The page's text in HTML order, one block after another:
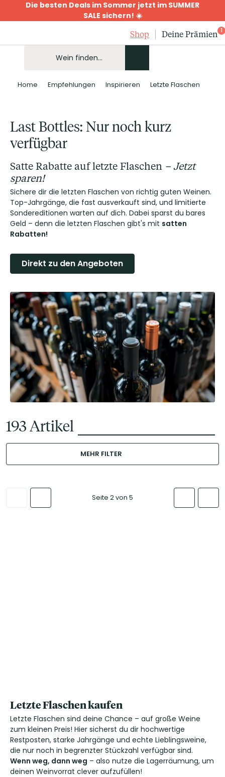
Die besten Deals im Sommer jetzt im SUMMER
SALE sichern! ☀️
Shop
Deine Prämien 1
Home Empfehlungen Inspirieren Letzte Flaschen
Last Bottles: Nur noch kurz
verfügbar
Satte Rabatte auf letzte Flaschen – Jetzt
sparen!
Sichere dir die letzten Flaschen von richtig guten Weinen.
Top-Jahrgänge, die fast ausverkauft sind, und limitierte
Sondereditionen warten auf dich. Dabei sparst du bares
Geld – denn die letzten Flaschen gibt's mit satten
Rabatten!
Direkt zu den Angeboten
193 Artikel
MEHR FILTER
Seite 2 von 5
Letzte Flaschen kaufen
Letzte Flaschen sind deine Chance – auf große Weine
zum kleinen Preis! Hier sicherst du dir hochwertige
Restposten, starke Jahrgänge und echte Lieblingsweine,
die nur noch in begrenzter Stückzahl verfügbar sind.
Wenn weg, dann weg – also nutze die Lagerräumung, um
deinen Weinvorrat clever aufzufüllen!